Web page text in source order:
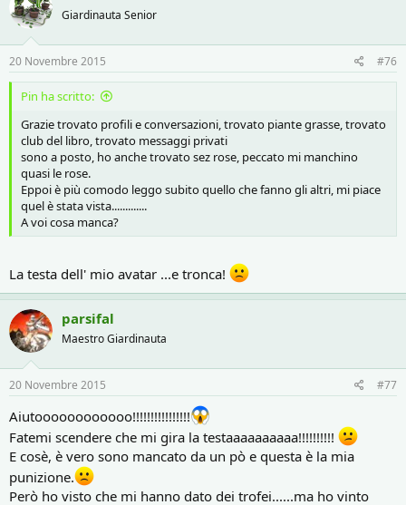
Giardinauta Senior
20 Novembre 2015 #76
Pin ha scritto:
Grazie trovato profili e conversazioni, trovato piante grasse, trovato
club del libro, trovato messaggi privati
sono a posto, ho anche trovato sez rose, peccato mi manchino
quasi le rose.
Eppoi è più comodo leggo subito quello che fanno gli altri, mi piace
quel è stata vista.............
A voi cosa manca?
La testa dell' mio avatar ...e tronca!
parsifal
Maestro Giardinauta
20 Novembre 2015 #77
Aiutoooooooooooo!!!!!!!!!!!!!!!!
Fatemi scendere che mi gira la testaaaaaaaaaa!!!!!!!!!!
E cosè, è vero sono mancato da un pò e questa è la mia
punizione.
Però ho visto che mi hanno dato dei trofei......ma ho vinto